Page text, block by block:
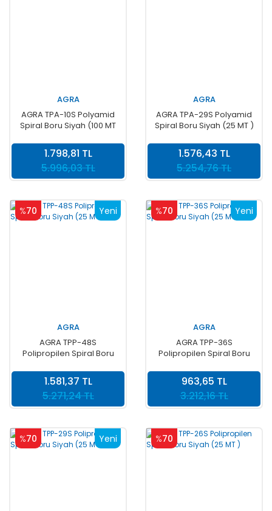
AGRA
AGRA TPA-10S Polyamid
Spiral Boru Siyah (100 MT
5.996,03 TL
1.798,81 TL
AGRA
AGRA TPA-29S Polyamid
Spiral Boru Siyah (25 MT )
5.254,76 TL
1.576,43 TL
Yeni
%70
AGRA
AGRA TPP-48S
Polipropilen Spiral Boru
5.271,24 TL
1.581,37 TL
Yeni
%70
AGRA
AGRA TPP-36S
Polipropilen Spiral Boru
3.212,16 TL
963,65 TL
Yeni
%70 %70